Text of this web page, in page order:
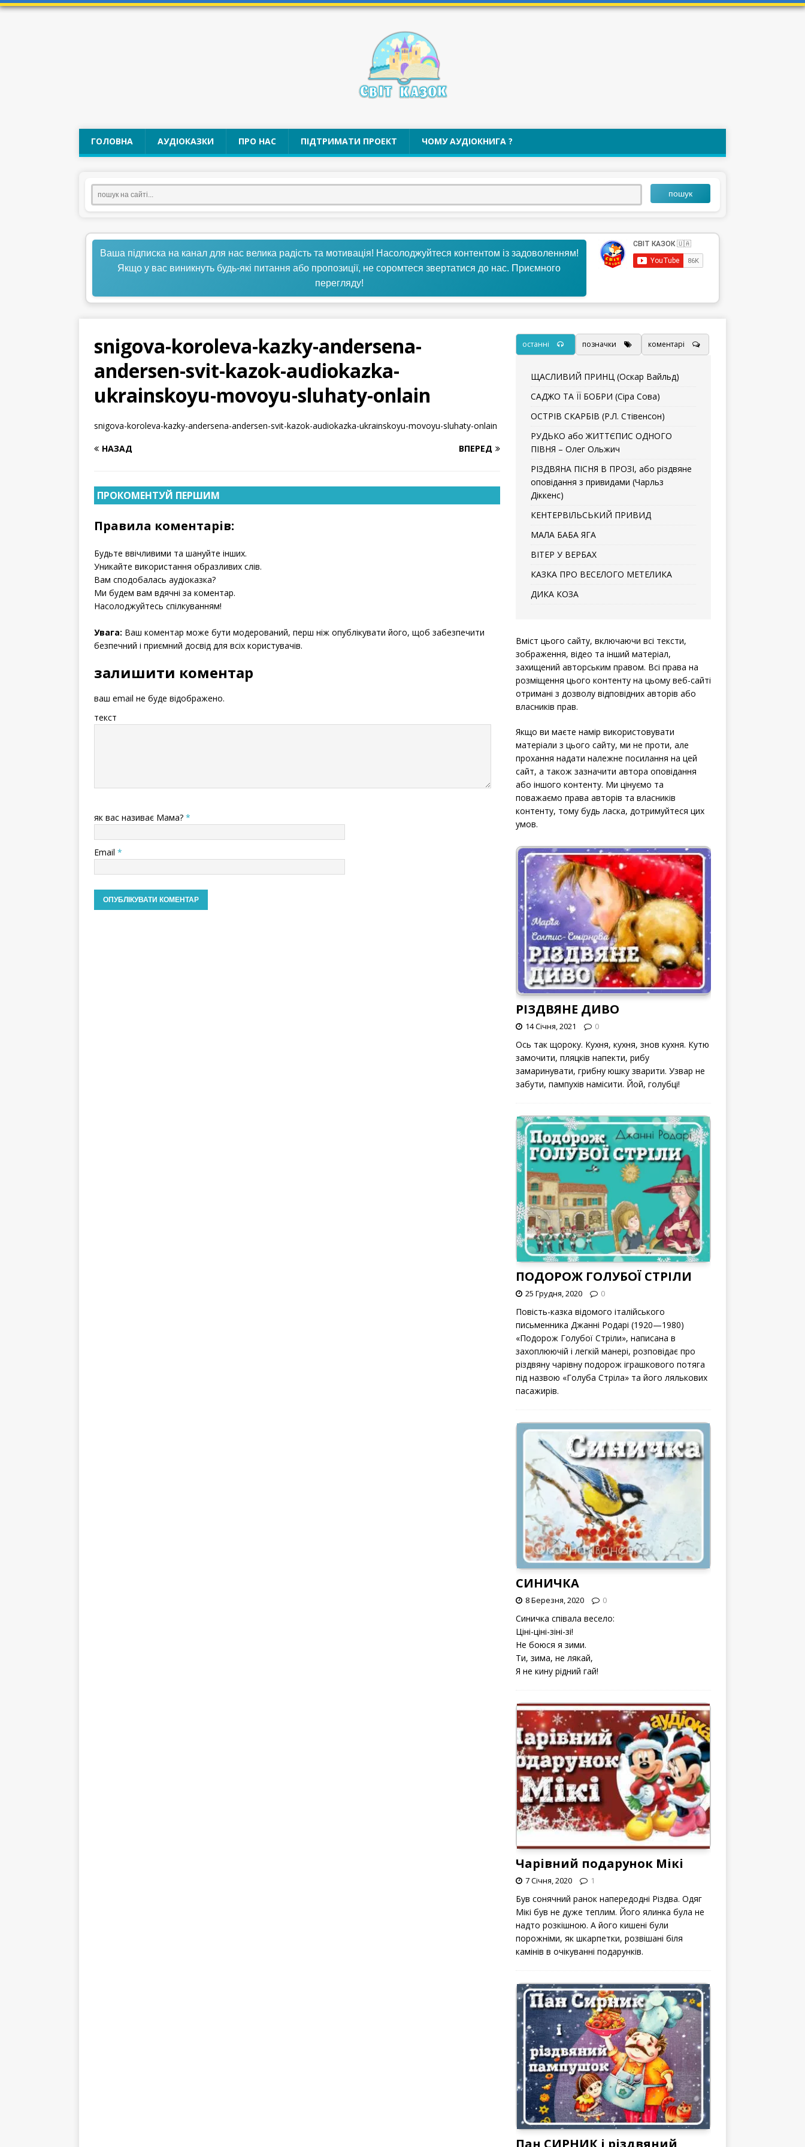
ГОЛОВНА АУДІОКАЗКИ ПРО НАС ПІДТРИМАТИ ПРОЕКТ ЧОМУ АУДІОКНИГА ?
пошук
Ваша підписка на канал для нас велика радість та мотивація! Насолоджуйтеся контентом із задоволенням!
Якщо у вас виникнуть будь-які питання або пропозиції, не соромтеся звертатися до нас. Приємного
перегляду!
snigova-koroleva-kazky-andersena-
andersen-svit-kazok-audiokazka-
ukrainskoyu-movoyu-sluhaty-onlain
snigova-koroleva-kazky-andersena-andersen-svit-kazok-audiokazka-ukrainskoyu-movoyu-sluhaty-onlain
НАЗАД
ВПЕРЕД
ПРОКОМЕНТУЙ ПЕРШИМ
Правила коментарів:
Будьте ввічливими та шануйте інших.
Уникайте використання образливих слів.
Вам сподобалась аудіоказка?
Ми будем вам вдячні за коментар.
Насолоджуйтесь спілкуванням!
Увага: Ваш коментар може бути модерований, перш ніж опублікувати його, щоб забезпечити
безпечний і приємний досвід для всіх користувачів.
залишити коментар
ваш email не буде відображено.
текст
як вас називає Мама? *
Email *
останні позначки коментарі
ЩАСЛИВИЙ ПРИНЦ (Оскар Вайльд)
САДЖО ТА ЇЇ БОБРИ (Сіра Сова)
ОСТРІВ СКАРБІВ (Р.Л. Стівенсон)
РУДЬКО або ЖИТТЄПИС ОДНОГО
ПІВНЯ – Олег Ольжич
РІЗДВЯНА ПІСНЯ В ПРОЗІ, або різдвяне
оповідання з привидами (Чарльз
Діккенс)
КЕНТЕРВІЛЬСЬКИЙ ПРИВИД
МАЛА БАБА ЯГА
ВІТЕР У ВЕРБАХ
КАЗКА ПРО ВЕСЕЛОГО МЕТЕЛИКА
ДИКА КОЗА
Вміст цього сайту, включаючи всі тексти,
зображення, відео та інший матеріал,
захищений авторським правом. Всі права на
розміщення цього контенту на цьому веб-сайті
отримані з дозволу відповідних авторів або
власників прав.
Якщо ви маєте намір використовувати
матеріали з цього сайту, ми не проти, але
прохання надати належне посилання на цей
сайт, а також зазначити автора оповідання
або іншого контенту. Ми цінуємо та
поважаємо права авторів та власників
контенту, тому будь ласка, дотримуйтеся цих
умов.
РІЗДВЯНЕ ДИВО
14 Січня, 2021 0
Ось так щороку. Кухня, кухня, знов кухня. Кутю
замочити, пляцків напекти, рибу
замаринувати, грибну юшку зварити. Узвар не
забути, пампухів намісити. Йой, голубці!
ПОДОРОЖ ГОЛУБОЇ СТРІЛИ
25 Грудня, 2020 0
Повість-казка відомого італійського
письменника Джанні Родарі (1920—1980)
«Подорож Голубої Стріли», написана в
захоплюючій і легкій манері, розповідає про
різдвяну чарівну подорож іграшкового потяга
під назвою «Голуба Стріла» та його лялькових
пасажирів.
СИНИЧКА
8 Березня, 2020 0
Синичка співала весело:
Ціні-ціні-зіні-зі!
Не боюся я зими.
Ти, зима, не лякай,
Я не кину рідний гай!
Чарівний подарунок Мікі
7 Січня, 2020 1
Був сонячний ранок напередодні Різдва. Одяг
Мікі був не дуже теплим. Його ялинка була не
надто розкішною. А його кишені були
порожніми, як шкарпетки, розвішані біля
камінів в очікуванні подарунків.
Пан СИРНИК і різдвяний